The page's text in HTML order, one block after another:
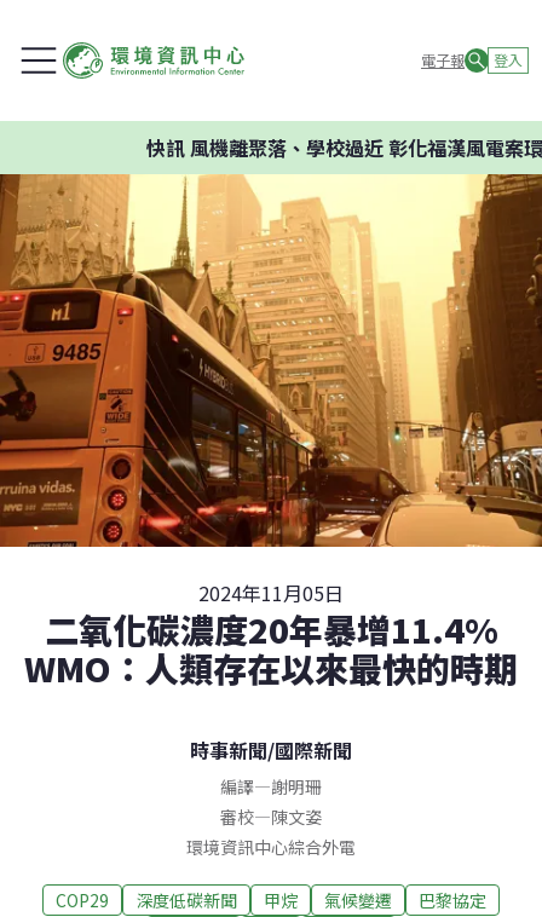
電子報 登入
風機離聚落、學校過近 彰化福漢風電案環委建
2024年11月05日
二氧化碳濃度20年暴增11.4%
WMO：人類存在以來最快的時期
時事新聞/國際新聞
編譯—謝明珊
審校—陳文姿
環境資訊中心綜合外電
COP29 深度低碳新聞 甲烷 氣候變遷
巴黎協定